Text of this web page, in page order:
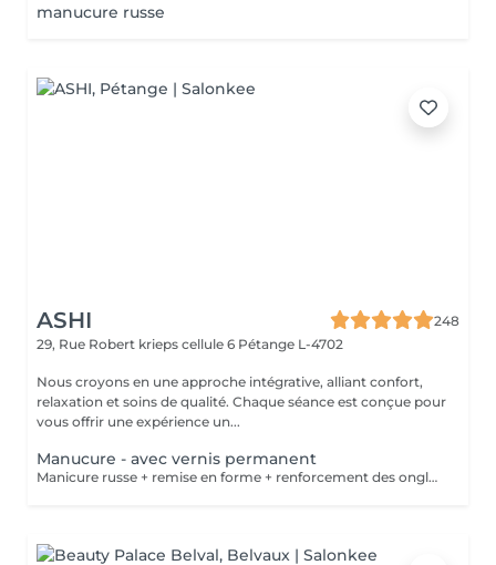
manucure russe
ASHI
248
29, Rue Robert krieps cellule 6 Pétange L-4702
Nous croyons en une approche intégrative, alliant confort,
relaxation et soins de qualité. Chaque séance est conçue pour
vous offrir une expérience un...
Manucure - avec vernis permanent
Manicure russe + remise en forme + renforcement des ongles + vernis permanent .